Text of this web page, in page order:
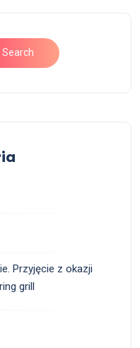
Przyjęcie z okazji
grill